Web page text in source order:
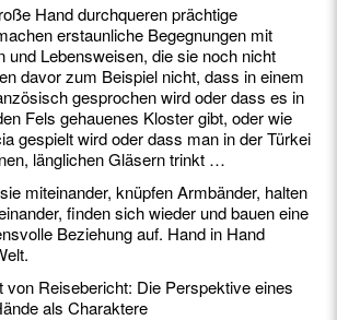
Hand durchqueren prächtige
erstaunliche Begegnungen mit
und Lebensweisen, die sie noch nicht
davor zum Beispiel nicht, dass in einem
gesprochen wird oder dass es in
Fels gehauenes Kloster gibt, oder wie
gespielt wird oder dass man in der Türkei
länglichen Gläsern trinkt …
miteinander, knüpfen Armbänder, halten
finden sich wieder und bauen eine
Beziehung auf. Hand in Hand
von Reisebericht: Die Perspektive eines
als Charaktere